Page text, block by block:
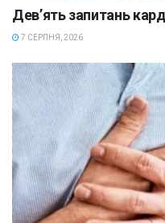
Дев’ять запитань
7 СЕРПНЯ, 2026